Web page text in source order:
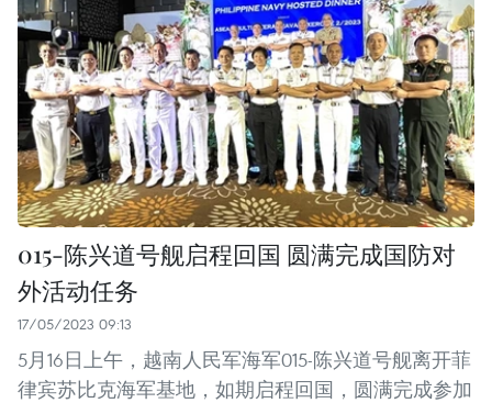
015-陈兴道号舰启程回国 圆满完成国防对
外活动任务
17/05/2023 09:13
5月16日上午，越南人民军海军015-陈兴道号舰离开菲
律宾苏比克海军基地，如期启程回国，圆满完成参加